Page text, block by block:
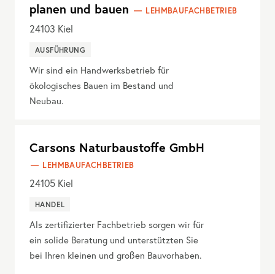
planen und bauen LEHMBAUFACHBETRIEB
24103 Kiel
AUSFÜHRUNG
Wir sind ein Handwerksbetrieb für
ökologisches Bauen im Bestand und
Neubau.
Carsons Naturbaustoffe GmbH
LEHMBAUFACHBETRIEB
24105 Kiel
HANDEL
Als zertifizierter Fachbetrieb sorgen wir für
ein solide Beratung und unterstützten Sie
bei Ihren kleinen und großen Bauvorhaben.